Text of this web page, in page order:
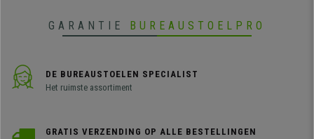
GARANTIE BUREAUSTOELPRO
DE BUREAUSTOELEN SPECIALIST
Het ruimste assortiment
GRATIS VERZENDING OP ALLE BESTELLINGEN